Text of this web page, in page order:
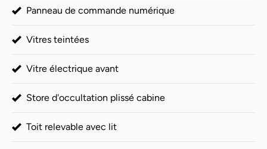
Panneau de commande numérique
Vitres teintées
Vitre électrique avant
Store d'occultation plissé cabine
Toit relevable avec lit